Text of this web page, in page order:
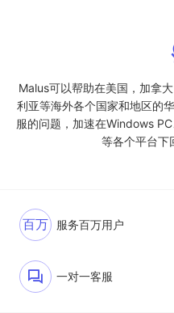
Malus可以帮助在美国，加拿
利亚等海外各个国家和地区的
服的问题，加速在Windows
等各个平台下
百万 服务百万用户
一对一客服